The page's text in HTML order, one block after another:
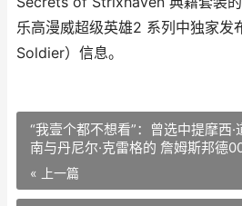
乐高漫威超级英雄2 系列中独家发
Soldier）信息。
“我壹个都不想看”：曾选中提摩西
南与丹尼尔·克雷格的 詹姆斯邦德
愫 前选角导演否定了目前的 007
个都不放过小说免费
« 上一篇